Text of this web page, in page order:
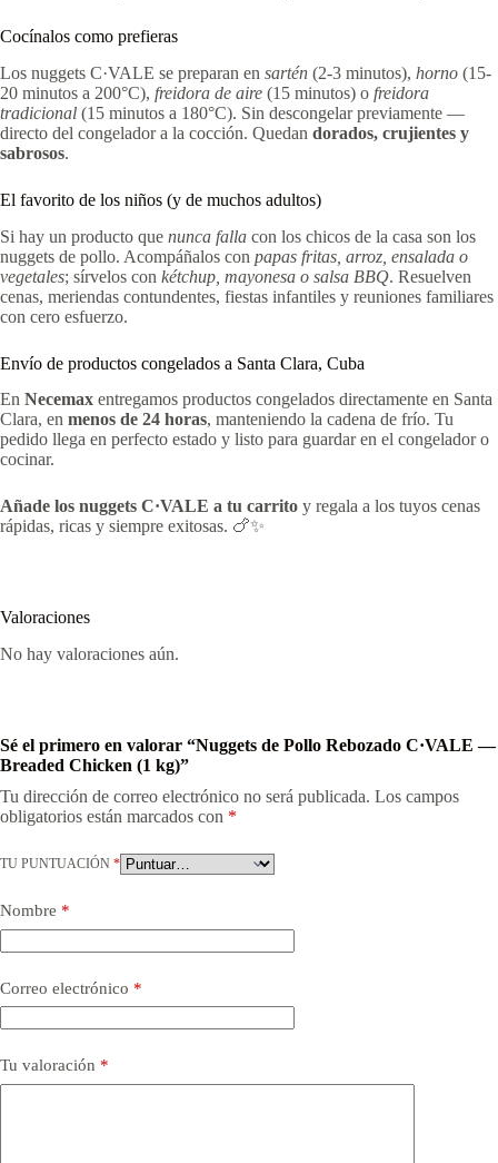
Cocínalos como prefieras
Los nuggets C·VALE se preparan en sartén (2-3 minutos), horno (15-
20 minutos a 200°C), freidora de aire (15 minutos) o freidora
tradicional (15 minutos a 180°C). Sin descongelar previamente —
directo del congelador a la cocción. Quedan dorados, crujientes y
sabrosos.
El favorito de los niños (y de muchos adultos)
Si hay un producto que nunca falla con los chicos de la casa son los
nuggets de pollo. Acompáñalos con papas fritas, arroz, ensalada o
vegetales; sírvelos con kétchup, mayonesa o salsa BBQ. Resuelven
cenas, meriendas contundentes, fiestas infantiles y reuniones familiares
con cero esfuerzo.
Envío de productos congelados a Santa Clara, Cuba
En Necemax entregamos productos congelados directamente en Santa
Clara, en menos de 24 horas, manteniendo la cadena de frío. Tu
pedido llega en perfecto estado y listo para guardar en el congelador o
cocinar.
Añade los nuggets C·VALE a tu carrito y regala a los tuyos cenas
rápidas, ricas y siempre exitosas. 🍗✨
Valoraciones
No hay valoraciones aún.
Sé el primero en valorar “Nuggets de Pollo Rebozado C·VALE —
Breaded Chicken (1 kg)”
Tu dirección de correo electrónico no será publicada. Los campos
obligatorios están marcados con *
TU PUNTUACIÓN *
Nombre *
Correo electrónico *
Tu valoración *